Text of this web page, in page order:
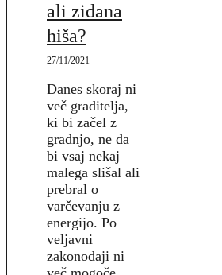
ali zidana
hiša?
27/11/2021
Danes skoraj ni
več graditelja,
ki bi začel z
gradnjo, ne da
bi vsaj nekaj
malega slišal ali
prebral o
varčevanju z
energijo. Po
veljavni
zakonodaji ni